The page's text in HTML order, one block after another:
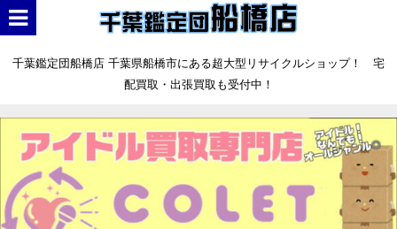
千葉鑑定団船橋店 千葉県船橋市にある超大型リサイクルショップ！ 宅
配買取・出張買取も受付中！